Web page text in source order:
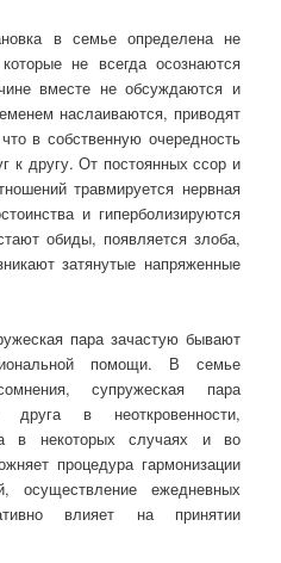
в семье определена не
не всегда осознаются
вместе не обсуждаются и
наслаиваются, приводят
в собственную очередность
к другу. От постоянных ссор и
травмируется нервная
и гиперболизируются
обиды, появляется злоба,
затянутые напряженные
пара зачастую бывают
помощи. В семье
супружеская пара
друга в неоткровенности,
а в некоторых случаях и во
процедура гармонизации
осуществление ежедневных
влияет на принятии